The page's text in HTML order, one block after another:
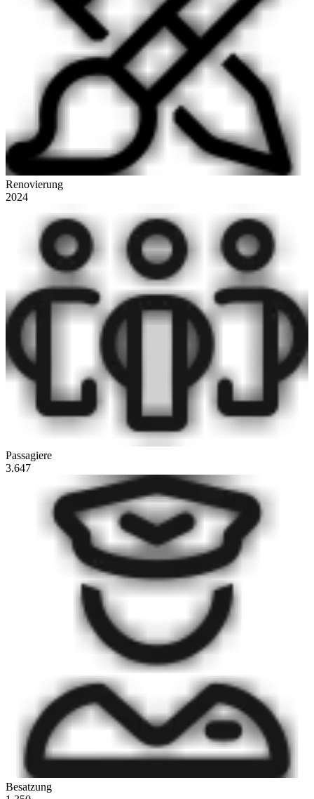
Renovierung
2024
Passagiere
3.647
Besatzung